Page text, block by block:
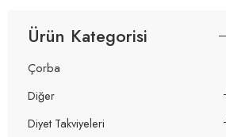
Ürün Kategorisi
Çorba
Diğer
Diyet Takviyeleri